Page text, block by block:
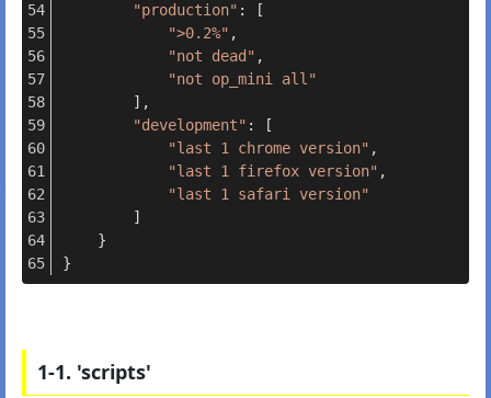
"production" : [
">0.2%" ,
"not dead" ,
"not op_mini all"
        ],
"development" : [
"last 1 chrome version" ,
"last 1 firefox version" ,
"last 1 safari version"
        ]
    }
}
1-1. 'scripts'